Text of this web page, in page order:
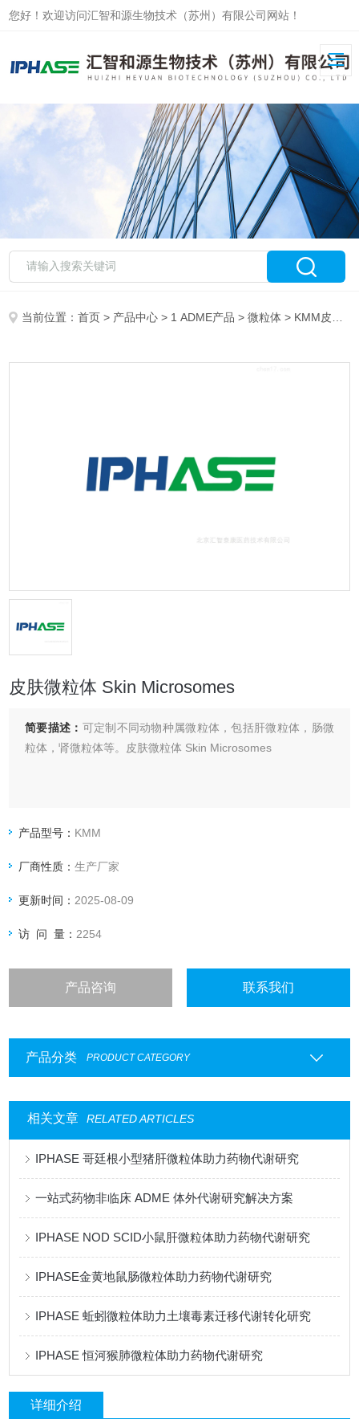
您好！欢迎访问汇智和源生物技术（苏州）有限公司网站！
当前位置：首页 > 产品中心 > 1 ADME产品 >微粒体 > KMM皮肤微粒体 Skin Microsomes
皮肤微粒体 Skin Microsomes
简要描述： 可定制不同动物种属微粒体，包括肝微粒体，肠微
粒体，肾微粒体等。皮肤微粒体 Skin Microsomes
产品型号： KMM
厂商性质：生产厂家
更新时间： 2025-08-09
访 问 量： 2254
产品咨询 联系我们
产品分类 PRODUCT CATEGORY
相关文章 RELATED ARTICLES
IPHASE 哥廷根小型猪肝微粒体助力药物代谢研究
一站式药物非临床 ADME 体外代谢研究解决方案
IPHASE NOD SCID小鼠肝微粒体助力药物代谢研究
IPHASE金黄地鼠肠微粒体助力药物代谢研究
IPHASE 蚯蚓微粒体助力土壤毒素迁移代谢转化研究
IPHASE 恒河猴肺微粒体助力药物代谢研究
详细介绍